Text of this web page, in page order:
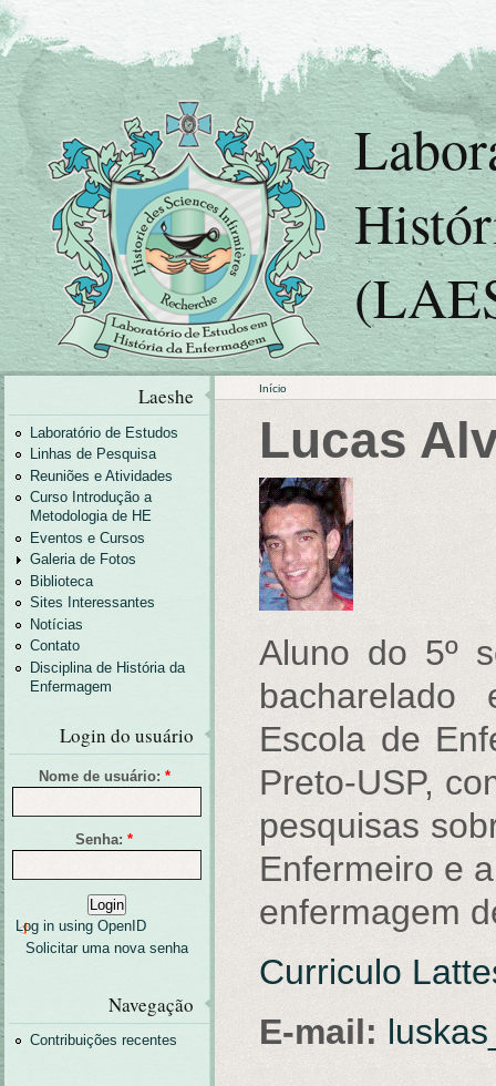
Início
Lucas
Aluno do 5º
bacharelado
Escola de
Preto-USP,
pesquisas
Enfermeiro e
enfermagem
Curriculo
E-mail:
Laeshe
Laboratório de Estudos
Linhas de Pesquisa
Reuniões e Atividades
Curso Introdução a
Metodologia de HE
Eventos e Cursos
Galeria de Fotos
Biblioteca
Sites Interessantes
Notícias
Contato
Disciplina de História da
Enfermagem
Login do usuário
Nome de usuário: *
Senha: *
Log in using OpenID
Solicitar uma nova senha
Navegação
Contribuições recentes